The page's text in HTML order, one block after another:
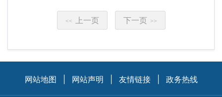
<< 上一页 下一页 >>
网站地图 网站声明 友情链接 政务热线